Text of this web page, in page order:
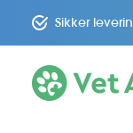
Sikker